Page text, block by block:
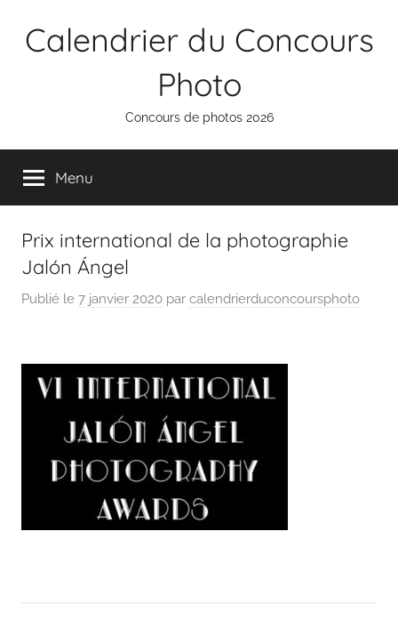
Calendrier du Concours
Photo
Concours de photos 2026
Menu
Prix international de la photographie
Jalón Ángel
Publié le 7 janvier 2020 par calendrierduconcoursphoto